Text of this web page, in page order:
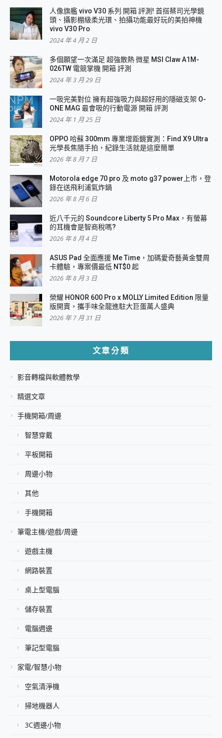
人像旗艦 vivo V30 系列 開箱 評測! 首搭蔡司光學鏡
頭、攝影棚級柔光環、拍攝功能最好玩的美拍神機
vivo V30 Pro
2024 年 4 月 2 日
多個願望一次滿足 超強散熱 微星 MSI Claw A1M-
026TW 電競掌機 開箱 評測
2024 年 3 月 29 日
一吸完美對位 擁有超強吸力與超好用的隱磁支架 O-
ONE MAG 最會吸的行動電源 開箱 評測
2024 年 1 月 25 日
OPPO 哈蘇 300mm 專業增距鏡實測：Find X9 Ultra
光學長焦隨手拍，紀錄生活就是這麼簡單
2026 年 8 月 7 日
Motorola edge 70 pro 及 moto g37 power上市，登
錄在送飛利浦氣炸鍋
2026 年 8 月 6 日
近八千元的 Soundcore Liberty 5 Pro Max，有螢幕
的耳機會是智商稅嗎?
2026 年 8 月 4 日
ASUS Pad 全面應援 Me Time，加碼愛奇藝黃金雙周
卡體驗，專案價最低 NT$0 起
2026 年 8 月 3 日
榮耀 HONOR 600 Pro x MOLLY Limited Edition 限量
版開賣，攜手味全龍進駐大巨蛋萬人盛典
2026 年 7 月 31 日
文章分類
影音轉檔與軟體教學
精選文章
手機開箱/周邊
智慧穿戴
平板開箱
周邊小物
其他
手機開箱
筆電主機/遊戲/周邊
遊戲主機
網路裝置
桌上型電腦
儲存裝置
電腦週邊
筆記型電腦
家電/智慧小物
空氣清淨機
掃地機器人
3C週邊小物